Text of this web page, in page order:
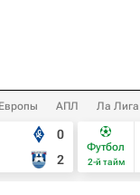
АПЛ Ла Лига
0
2
Футбол
2-й тайм